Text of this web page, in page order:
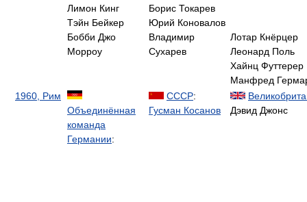
Лимон Кинг
Тэйн Бейкер
Бобби Джо
Морроу
Борис Токарев
Юрий Коновалов
Владимир
Сухарев
Лотар Кнёрцер
Леонард Поль
Хайнц Футтерер
Манфред
1960, Рим
Объединённая
команда
Германии:
СССР:
Гусман Косанов
Дэвид Джонс